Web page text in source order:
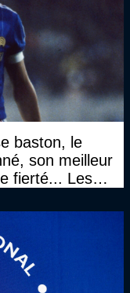
baston, le
son meilleur
fierté... Les